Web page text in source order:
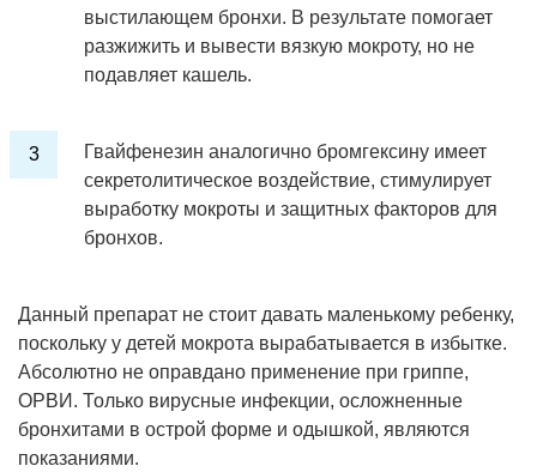
выстилающем бронхи. В результате помогает
разжижить и вывести вязкую мокроту, но не
подавляет кашель.
Гвайфенезин аналогично бромгексину имеет
секретолитическое воздействие, стимулирует
выработку мокроты и защитных факторов для
бронхов.
Данный препарат не стоит давать маленькому ребенку,
поскольку у детей мокрота вырабатывается в избытке.
Абсолютно не оправдано применение при гриппе,
ОРВИ. Только вирусные инфекции, осложненные
бронхитами в острой форме и одышкой, являются
показаниями.